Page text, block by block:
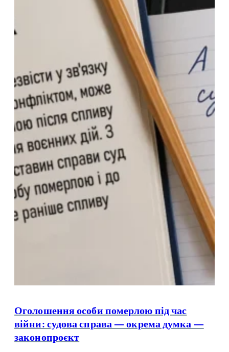
Оголошення особи померлою під час
війни: судова справа — окрема думка —
законопроєкт